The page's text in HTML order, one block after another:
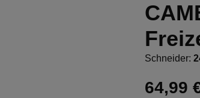
Schneider:
64,99